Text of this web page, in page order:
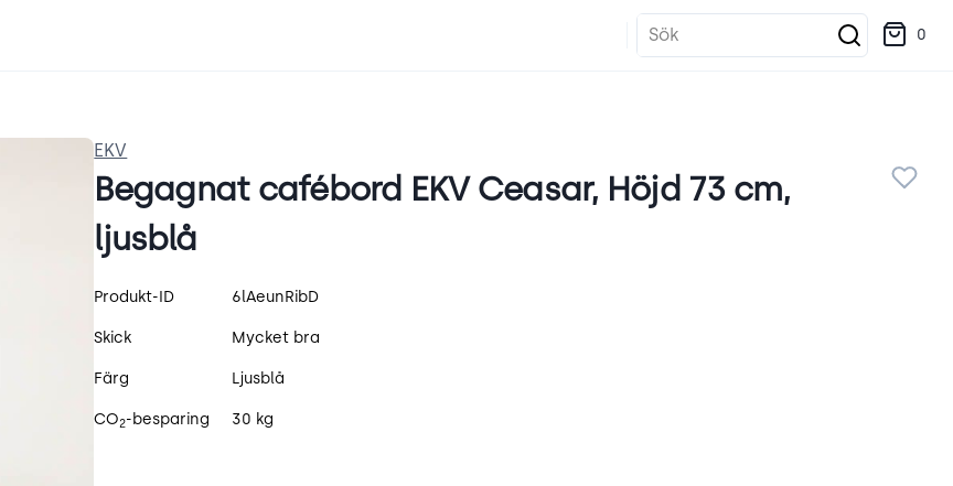
Sök 0
EKV
Begagnat cafébord EKV Ceasar, Höjd 73 cm,
ljusblå
Produktspecifikation
Produkt-ID 6lAeunRibD
Skick Mycket bra
Färg Ljusblå
CO2-besparing 30 kg